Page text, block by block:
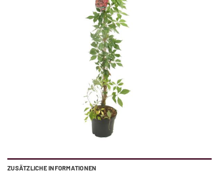
ZUSÄTZLICHE INFORMATIONEN